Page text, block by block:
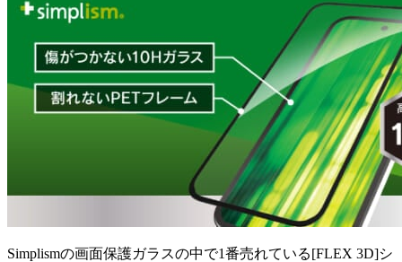
Simplismの画面保護ガラスの中で1番売れている[FLEX 3D]シ